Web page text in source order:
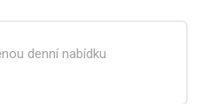
denní nabídku